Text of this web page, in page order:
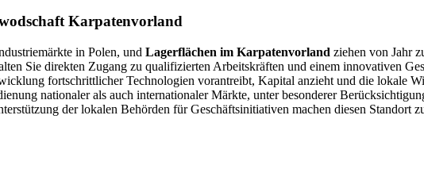
Karpatenvorland
in Polen, und Lagerflächen im Karpatenvorland ziehen von Jahr
Sie direkten Zugang zu qualifizierten Arbeitskräften und einem innovativen
fortschrittlicher Technologien vorantreibt, Kapital anzieht und die lokale
nationaler als auch internationaler Märkte, unter besonderer
der lokalen Behörden für Geschäftsinitiativen machen diesen Standort